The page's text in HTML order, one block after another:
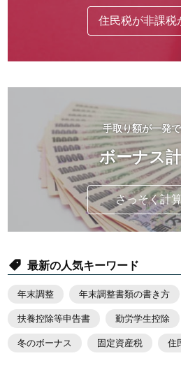
住民税が非課税
手取り額が一発
ボーナス
さっそく計算
最新の人気キーワード
年末調整 年末調整書類の書き方
扶養控除等申告書 勤労学生控除
冬のボーナス 固定資産税 住